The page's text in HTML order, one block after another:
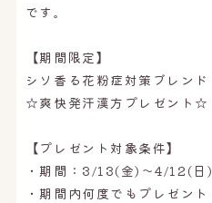
です。
【期間限定】
シソ香る花粉症対策ブレンド
☆爽快発汗漢方プレゼント☆
【プレゼント対象条件】
・期間：3/13(金)〜4/12(日)
・期間内何度でもプレゼント